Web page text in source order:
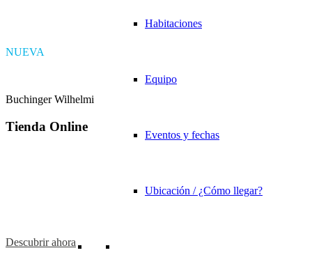
Habitaciones
Equipo
Eventos y fechas
Ubicación / ¿Cómo llegar?
NUEVA
Buchinger Wilhelmi
Tienda Online
Descubrir ahora